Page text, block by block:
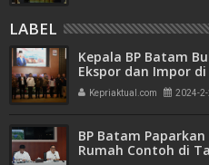
LABEL
Kepala BP Batam
Ekspor dan Impor di
Kepriaktual.com 2024-
BP Batam
Rumah Contoh di